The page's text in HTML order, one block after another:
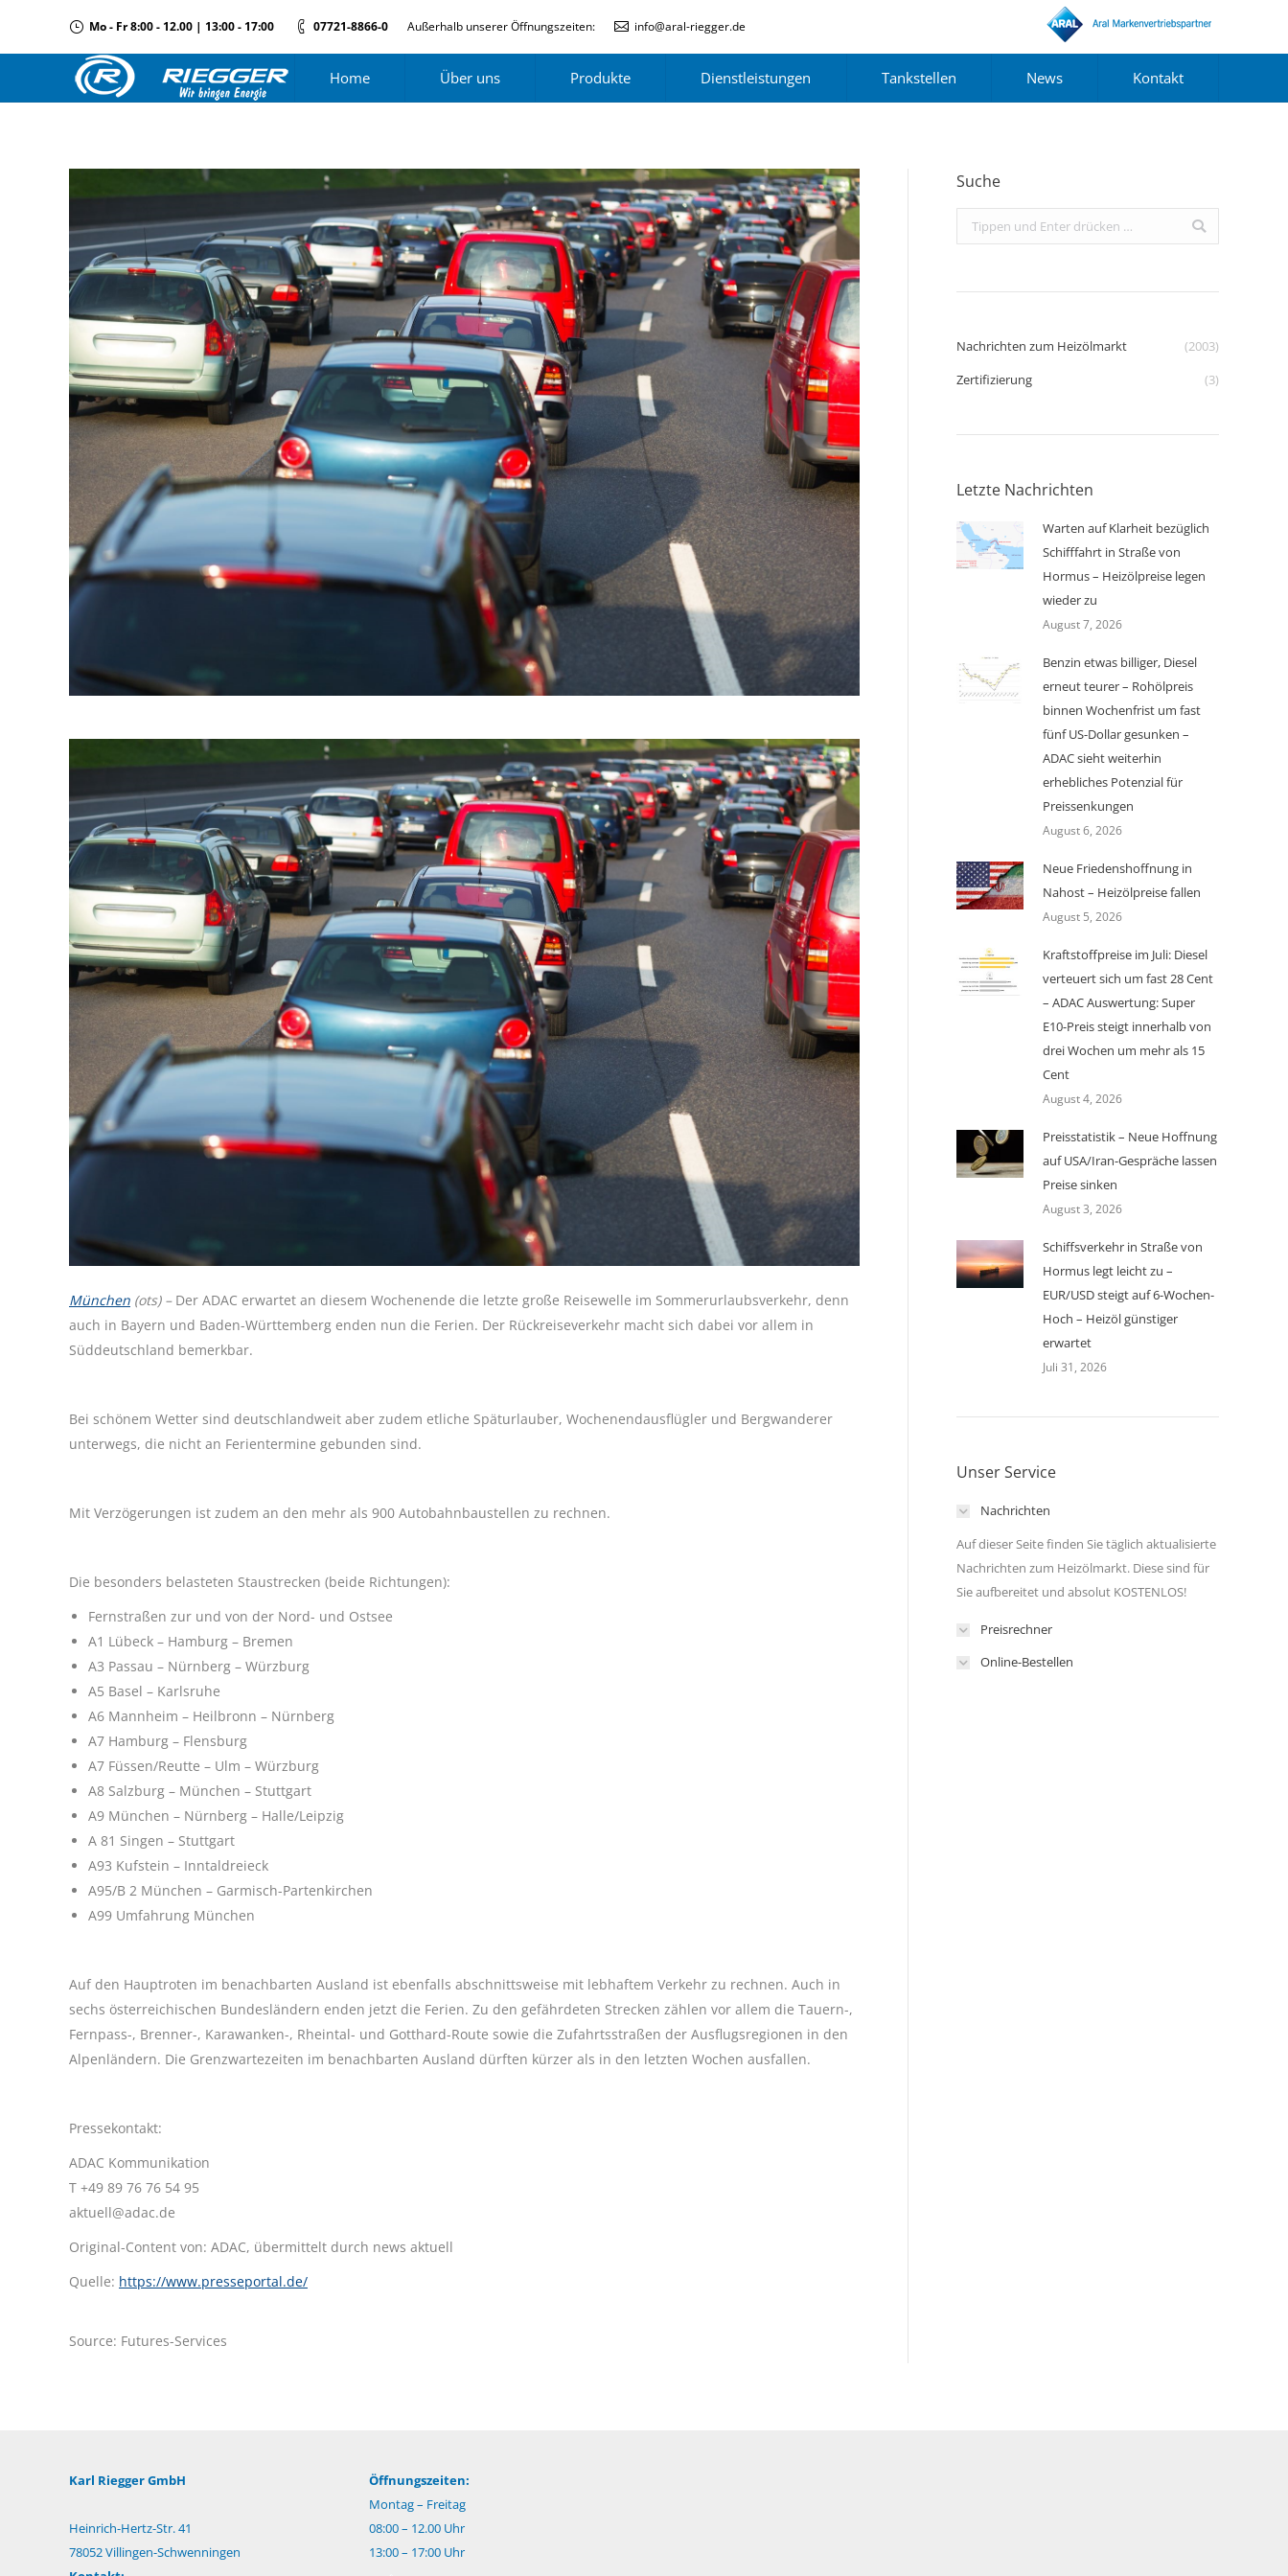
Mo - Fr 8:00 - 12.00 | 13:00 - 17:00 07721-8866-0 Außerhalb unserer Öffnungszeiten: info@aral-riegger.de
Home Über uns Produkte Dienstleistungen Tankstellen News Kontakt
München (ots) – Der ADAC erwartet an diesem Wochenende die letzte große Reisewelle im Sommerurlaubsverkehr, denn
auch in Bayern und Baden-Württemberg enden nun die Ferien. Der Rückreiseverkehr macht sich dabei vor allem in
Süddeutschland bemerkbar.
Bei schönem Wetter sind deutschlandweit aber zudem etliche Späturlauber, Wochenendausflügler und Bergwanderer
unterwegs, die nicht an Ferientermine gebunden sind.
Mit Verzögerungen ist zudem an den mehr als 900 Autobahnbaustellen zu rechnen.
Die besonders belasteten Staustrecken (beide Richtungen):
Fernstraßen zur und von der Nord- und Ostsee
A1 Lübeck – Hamburg – Bremen
A3 Passau – Nürnberg – Würzburg
A5 Basel – Karlsruhe
A6 Mannheim – Heilbronn – Nürnberg
A7 Hamburg – Flensburg
A7 Füssen/Reutte – Ulm – Würzburg
A8 Salzburg – München – Stuttgart
A9 München – Nürnberg – Halle/Leipzig
A 81 Singen – Stuttgart
A93 Kufstein – Inntaldreieck
A95/B 2 München – Garmisch-Partenkirchen
A99 Umfahrung München
Auf den Hauptroten im benachbarten Ausland ist ebenfalls abschnittsweise mit lebhaftem Verkehr zu rechnen. Auch in
sechs österreichischen Bundesländern enden jetzt die Ferien. Zu den gefährdeten Strecken zählen vor allem die Tauern-,
Fernpass-, Brenner-, Karawanken-, Rheintal- und Gotthard-Route sowie die Zufahrtsstraßen der Ausflugsregionen in den
Alpenländern. Die Grenzwartezeiten im benachbarten Ausland dürften kürzer als in den letzten Wochen ausfallen.
Pressekontakt:
ADAC Kommunikation
T +49 89 76 76 54 95
aktuell@adac.de
Original-Content von: ADAC, übermittelt durch news aktuell
Quelle: https://www.presseportal.de/
Source: Futures-Services
Suche
Search:
Nachrichten zum Heizölmarkt
(2003)
Zertifizierung
(3)
Letzte Nachrichten
Warten auf Klarheit bezüglich
Schifffahrt in Straße von
Hormus – Heizölpreise legen
wieder zu
August 7, 2026
Benzin etwas billiger, Diesel
erneut teurer – Rohölpreis
binnen Wochenfrist um fast
fünf US-Dollar gesunken –
ADAC sieht weiterhin
erhebliches Potenzial für
Preissenkungen
August 6, 2026
Neue Friedenshoffnung in
Nahost – Heizölpreise fallen
August 5, 2026
Kraftstoffpreise im Juli: Diesel
verteuert sich um fast 28 Cent
– ADAC Auswertung: Super
E10-Preis steigt innerhalb von
drei Wochen um mehr als 15
Cent
August 4, 2026
Preisstatistik – Neue Hoffnung
auf USA/Iran-Gespräche lassen
Preise sinken
August 3, 2026
Schiffsverkehr in Straße von
Hormus legt leicht zu –
EUR/USD steigt auf 6-Wochen-
Hoch – Heizöl günstiger
erwartet
Juli 31, 2026
Unser Service
Nachrichten
Auf dieser Seite finden Sie täglich aktualisierte
Nachrichten zum Heizölmarkt. Diese sind für
Sie aufbereitet und absolut KOSTENLOS!
Preisrechner
Online-Bestellen
Karl Riegger GmbH
Heinrich-Hertz-Str. 41
78052 Villingen-Schwenningen
Öffnungszeiten:
Montag – Freitag
08:00 – 12.00 Uhr
13:00 – 17:00 Uhr